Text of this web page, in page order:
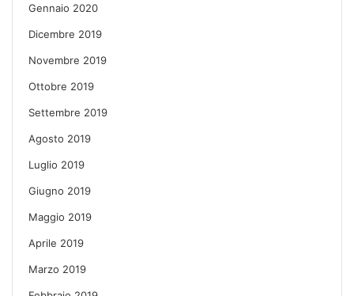
Gennaio 2020
Dicembre 2019
Novembre 2019
Ottobre 2019
Settembre 2019
Agosto 2019
Luglio 2019
Giugno 2019
Maggio 2019
Aprile 2019
Marzo 2019